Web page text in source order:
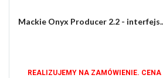
Mackie Onyx Producer 2.2 -
REALIZUJEMY NA ZAMÓWIENIE.